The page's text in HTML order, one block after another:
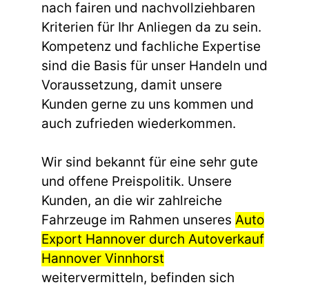
nach fairen und nachvollziehbaren
Kriterien für Ihr Anliegen da zu sein.
Kompetenz und fachliche Expertise
sind die Basis für unser Handeln und
Voraussetzung, damit unsere
Kunden gerne zu uns kommen und
auch zufrieden wiederkommen.
Wir sind bekannt für eine sehr gute
und offene Preispolitik. Unsere
Kunden, an die wir zahlreiche
Fahrzeuge im Rahmen unseres Auto
Export Hannover durch Autoverkauf
Hannover Vinnhorst
weitervermitteln, befinden sich